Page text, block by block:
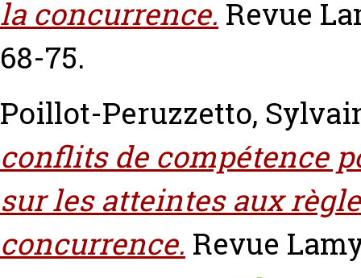
la concurrence. Revue
68-75.
Poillot-Peruzzetto,
conflits de compétence
sur les atteintes aux
concurrence. Revue